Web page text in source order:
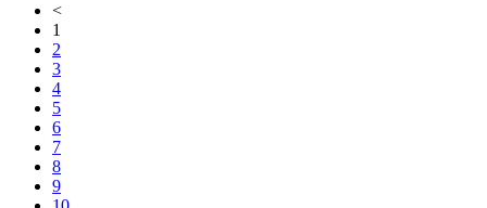
<
1
2
3
4
5
6
7
8
9